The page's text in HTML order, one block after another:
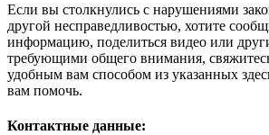
Если вы столкнулись с нарушениями
другой несправедливостью, хотите
информацию, поделиться видео или
требующими общего внимания,
удобным вам способом из указанных
вам помочь.
Контактные данные: